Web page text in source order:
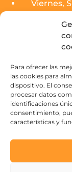
Para ofrecer las
las cookies para
dispositivo. El
procesar datos
identificaciones
consentimiento,
características y
Viernes,
El servicio
Zona
Domingos -
Viernes,